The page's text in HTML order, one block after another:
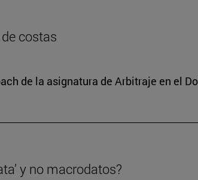
costas
de la asignatura de Arbitraje en el
y no macrodatos?